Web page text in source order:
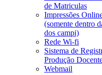
de Matriculas
Impressões
(somente dentro
dos campi)
Rede Wi-fi
Sistema de
Produção
Webmail